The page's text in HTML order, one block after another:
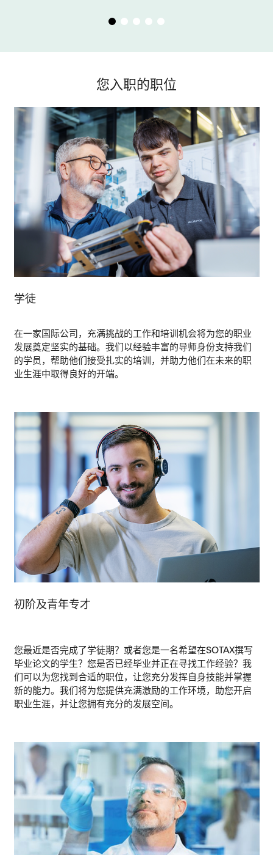
您入职的职位
学徒
在一家国际公司，充满挑战的工作和培训机会将为您的职业
发展奠定坚实的基础。我们以经验丰富的导师身份支持我们
的学员，帮助他们接受扎实的培训，并助力他们在未来的职
业生涯中取得良好的开端。
初阶及青年专才
您最近是否完成了学徒期？或者您是一名希望在SOTAX撰写
毕业论文的学生？您是否已经毕业并正在寻找工作经验？我
们可以为您找到合适的职位，让您充分发挥自身技能并掌握
新的能力。我们将为您提供充满激励的工作环境，助您开启
职业生涯，并让您拥有充分的发展空间。